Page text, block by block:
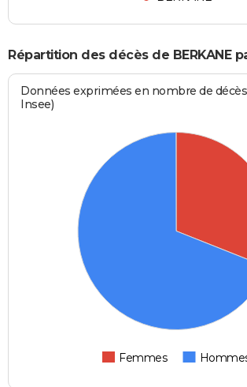
Répartition des décès de BERKANE
Données exprimées en nombre de décès
Insee)
Femmes